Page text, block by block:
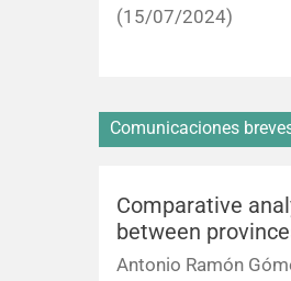
(15/07/2024)
Comunicaciones
Comparative
between
Antonio Ramón